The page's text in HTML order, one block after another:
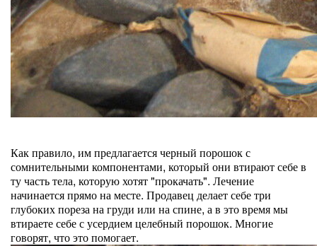
Как правило, им предлагается черный порошок с
сомнительными компонентами, который они втирают себе в
ту часть тела, которую хотят "прокачать". Лечение
начинается прямо на месте. Продавец делает себе три
глубоких пореза на груди или на спине, а в это время мы
втираете себе с усердием целебный порошок. Многие
говорят, что это помогает.